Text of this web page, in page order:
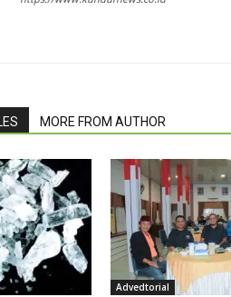
MORE FROM AUTHOR
Advedtorial